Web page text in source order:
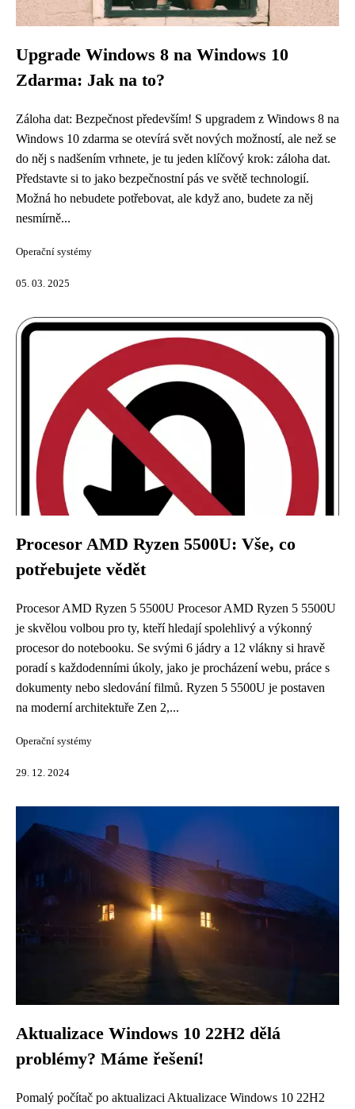
Upgrade Windows 8 na Windows 10
Zdarma: Jak na to?
Záloha dat: Bezpečnost především! S upgradem z Windows 8 na
Windows 10 zdarma se otevírá svět nových možností, ale než se
do něj s nadšením vrhnete, je tu jeden klíčový krok: záloha dat.
Představte si to jako bezpečnostní pás ve světě technologií.
Možná ho nebudete potřebovat, ale když ano, budete za něj
nesmírně...
Operační systémy
05. 03. 2025
Procesor AMD Ryzen 5500U: Vše, co
potřebujete vědět
Procesor AMD Ryzen 5 5500U Procesor AMD Ryzen 5 5500U
je skvělou volbou pro ty, kteří hledají spolehlivý a výkonný
procesor do notebooku. Se svými 6 jádry a 12 vlákny si hravě
poradí s každodenními úkoly, jako je procházení webu, práce s
dokumenty nebo sledování filmů. Ryzen 5 5500U je postaven
na moderní architektuře Zen 2,...
Operační systémy
29. 12. 2024
Aktualizace Windows 10 22H2 dělá
problémy? Máme řešení!
Pomalý počítač po aktualizaci Aktualizace Windows 10 22H2